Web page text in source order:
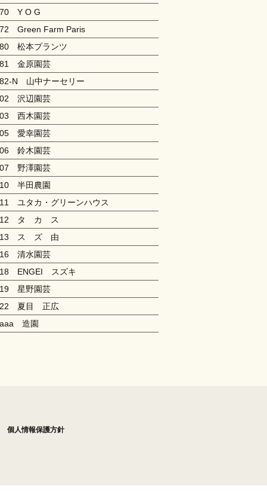
Y O G
Green Farm Paris
松本プランツ
金原園芸
N 山中ナーセリー
沢辺園芸
西木園芸
愛幸園芸
鈴木園芸
野澤園芸
半田農園
ユタカ・グリーンハウス
タ カ ス
ス ズ 由
清水園芸
ENGEI スズキ
星野園芸
夏目 正広
造園
個人情報保護方針